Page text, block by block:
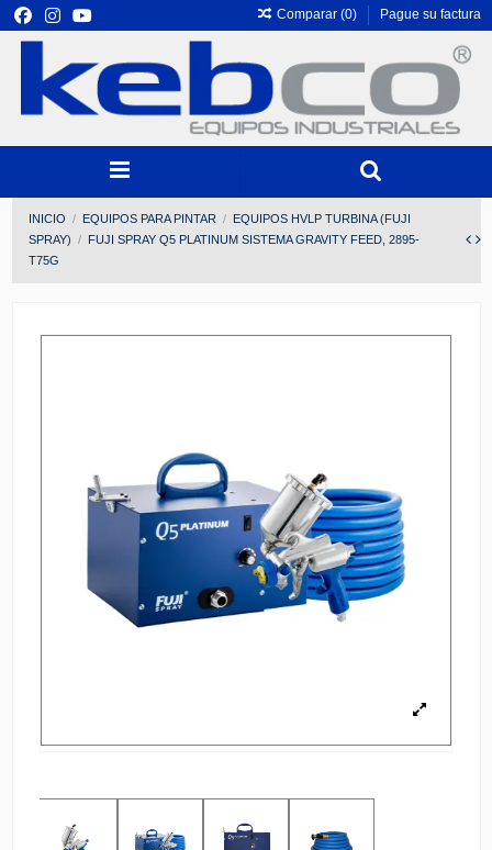
Comparar (0) Pague su factura
INICIO EQUIPOS PARA PINTAR
EQUIPOS HVLP TURBINA (FUJI
SPRAY)
FUJI SPRAY Q5 PLATINUM SISTEMA GRAVITY FEED, 2895-
T75G